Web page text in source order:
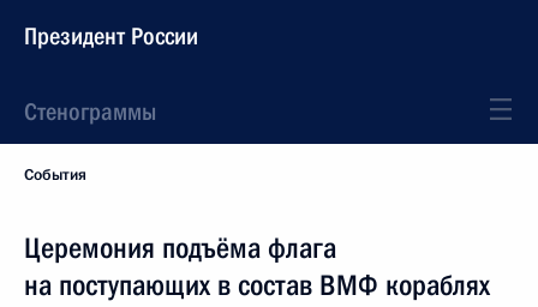
Президент России
Стенограммы
События
Церемония подъёма флага
на поступающих в состав ВМФ кораблях